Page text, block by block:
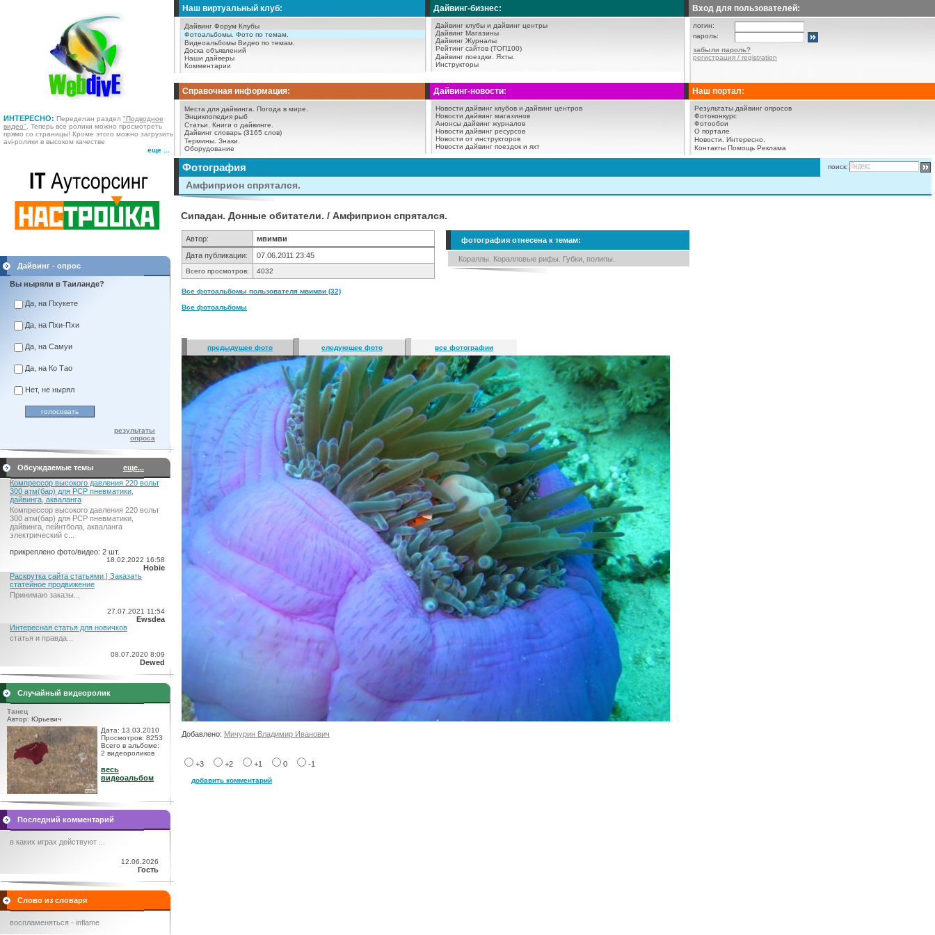
ИНТЕРЕСНО: Переделан раздел "Подводное
видео" . Теперь все ролики можно просмотреть
прямо со страницы! Кроме этого можно загрузить
avi-ролики в высоком качестве
еще ...
Наш виртуальный клуб:
Дайвинг Форум Клубы
Фотоальбомы. Фото по темам.
Видеоальбомы Видео по темам.
Доска объявлений
Наши дайверы
Комментарии
Дайвинг-бизнес:
Дайвинг клубы и дайвинг центры
Дайвинг Магазины
Дайвинг Журналы
Рейтинг сайтов (ТОП100)
Дайвинг поездки.
Яхты.
Инструкторы
Вход для пользователей:
логин:
пароль:
забыли пароль?
регистрация / registration
Справочная информация:
Места для дайвинга.
Погода в мире.
Энциклопедия рыб
Статьи.
Книги о дайвинге.
Дайвинг словарь (3165 слов)
Термины. Знаки.
Оборудование
Дайвинг-новости:
Новости дайвинг клубов и дайвинг центров
Новости дайвинг магазинов
Анонсы дайвинг журналов
Новости дайвинг ресурсов
Новости от инструкторов
Новости дайвинг поездок и яхт
Наш портал:
Результаты дайвинг опросов
Фотоконкурс
Фотообои
О портале
Новости.
Интересно.
Контакты Помощь Реклама
Дайвинг - опрос
Вы ныряли в Таиланде?
Да, на Пхукете
Да, на Пхи-Пхи
Да, на Самуи
Да, на Ко Тао
Нет, не нырял
результаты
опроса
Обсуждаемые темы
еще...
Компрессор высокого давления 220 вольт
300 атм(бар) для PCP пневматики,
дайвинга, акваланга
Компрессор высокого давления 220 вольт
300 атм(бар) для PCP пневматики,
дайвинга, пейнтбола, акваланга
электрический c...
прикреплено фото/видео: 2 шт.
18.02.2022 16:58
Hobie
Раскрутка сайта статьями | Заказать
статейное продвижение
Принимаю заказы...
27.07.2021 11:54
Ewsdea
Интересная статья для новичков
статья и правда...
08.07.2020 8:09
Dewed
Случайный видеоролик
Танец
Автор: Юрьевич
Дата: 13.03.2010
Просмотров: 8253
Всего в альбоме:
2 видеороликов
весь
видеоальбом
Последний комментарий
в каких играх действуют ...
12.06.2026
Гость
Слово из словаря
воспламеняться - inflame
Фотография поиск:
Амфиприон спрятался.
Сипадан. Донные обитатели. / Амфиприон спрятался.
Автор:
мвимви
Дата публикации:
07.06.2011 23:45
Всего просмотров: 4032
Все фотоальбомы пользователя мвимви (32)
Все фотоальбомы
фотография отнесена к темам:
Кораллы. Коралловые рифы. Губки, полипы.
предыдущее фото следующее фото все фотографии
Добавлено: Мичурин Владимир Иванович
+3 +2 +1 0 -1
добавить комментарий